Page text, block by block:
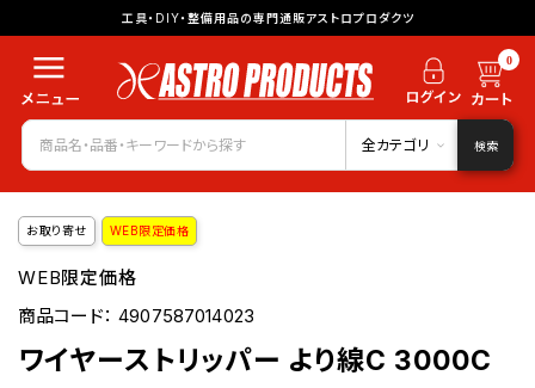
工具・DIY・整備用品の専門通販アストロプロダクツ
0
全カテゴリ 検索
お取り寄せ WEB限定価格
WEB限定価格
商品コード：4907587014023
ワイヤーストリッパー より線C 3000C